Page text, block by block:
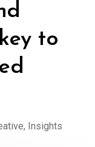
to
, Insights